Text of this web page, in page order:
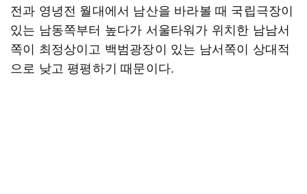
전과 영녕전 월대에서 남산을 바라볼 때 국립극장이
있는 남동쪽부터 높다가 서울타워가 위치한 남남서
쪽이 최정상이고 백범광장이 있는 남서쪽이 상대적
으로 낮고 평평하기 때문이다.